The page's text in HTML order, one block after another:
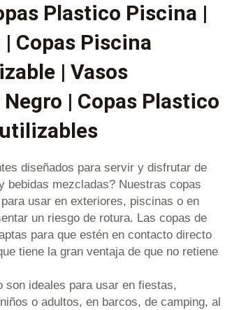
Plastico Piscina |
Copas Piscina
| Vasos
| Copas Plastico
diseñados para servir y disfrutar de
bebidas mezcladas? Nuestras copas
usar en exteriores, piscinas o en
un riesgo de rotura. Las copas de
para que estén en contacto directo
tiene la gran ventaja de que no retiene
ideales para usar en fiestas,
o adultos, en barcos, de camping, al